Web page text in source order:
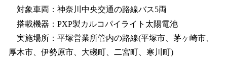
対象車両：神奈川中央交通の路線バス5両
搭載機器：PXP製カルコパイライト太陽電池
実施場所：平塚営業所管内の路線(平塚市、茅ヶ崎市、
厚木市、伊勢原市、大磯町、二宮町、寒川町)